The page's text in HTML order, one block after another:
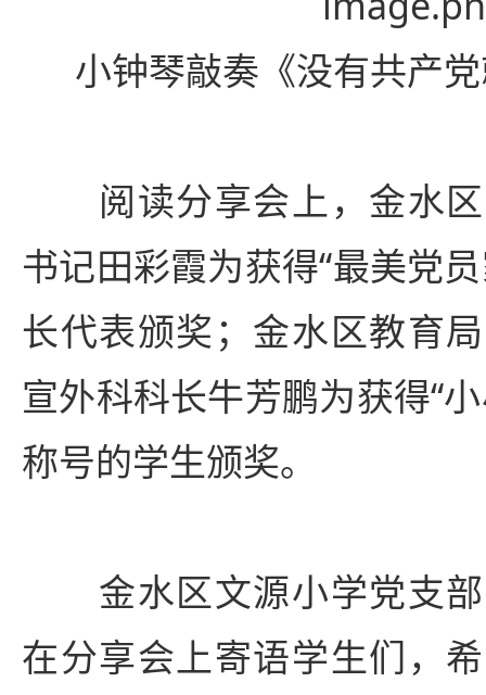
小钟琴敲奏《没有共产
阅读分享会上，金水
书记田彩霞为获得“最美党
长代表颁奖；金水区教育
宣外科科长牛芳鹏为获得“
称号的学生颁奖。
金水区文源小学党支
在分享会上寄语学生们，